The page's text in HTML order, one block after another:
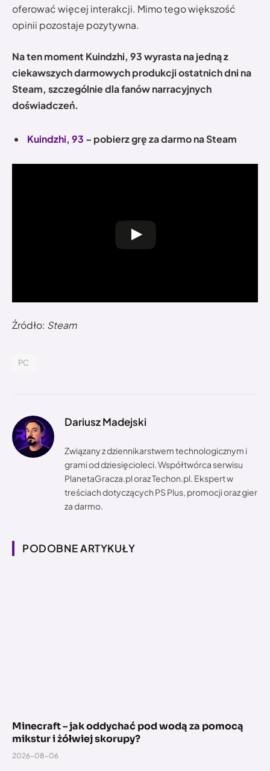
oferować więcej interakcji. Mimo tego większość
opinii pozostaje pozytywna.
Na ten moment Kuindzhi, 93 wyrasta na jedną z
ciekawszych darmowych produkcji ostatnich dni na
Steam, szczególnie dla fanów narracyjnych
doświadczeń.
Kuindzhi, 93 – pobierz grę za darmo na Steam
Źródło: Steam
PC
Dariusz Madejski
Związany z dziennikarstwem technologicznym i
grami od dziesięcioleci. Współtwórca serwisu
PlanetaGracza.pl oraz Techon.pl. Ekspert w
treściach dotyczących PS Plus, promocji oraz gier
za darmo.
PODOBNE ARTYKUŁY
Minecraft – jak oddychać pod wodą za pomocą
mikstur i żółwiej skorupy?
2026-08-06